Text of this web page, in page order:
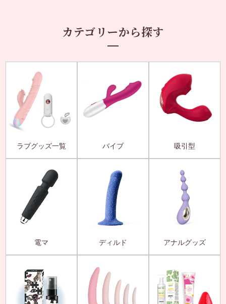
カテゴリーから探す
ラブグッズ一覧 バイブ 吸引型
電マ ディルド アナルグッズ